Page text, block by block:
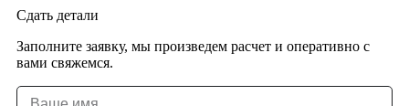
Сдать детали
Заполните заявку, мы произведем расчет и оперативно с
вами свяжемся.